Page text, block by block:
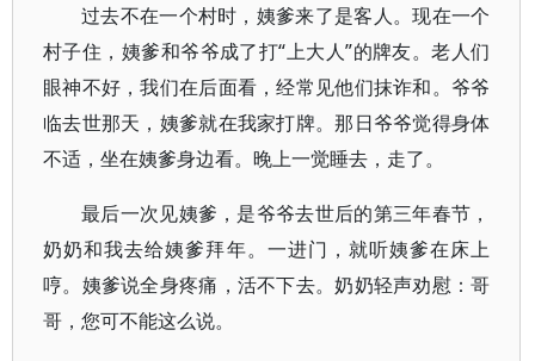
过去不在一个村时，姨爹来了是客人。现在一个
村子住，姨爹和爷爷成了打“上大人”的牌友。老人们
眼神不好，我们在后面看，经常见他们抹诈和。爷爷
临去世那天，姨爹就在我家打牌。那日爷爷觉得身体
不适，坐在姨爹身边看。晚上一觉睡去，走了。
最后一次见姨爹，是爷爷去世后的第三年春节，
奶奶和我去给姨爹拜年。一进门，就听姨爹在床上
哼。姨爹说全身疼痛，活不下去。奶奶轻声劝慰：哥
哥，您可不能这么说。